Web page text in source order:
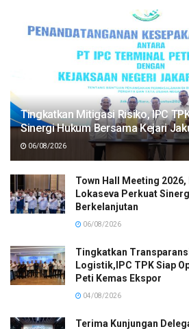
Tingkatkan Mitigasi Risiko, IPC
Sinergi Hukum Bersama Kejari
06/08/2026
Town Hall Meeting
Lokaseva Perkuat
Berkelanjutan
06/08/2026
Tingkatkan
Logistik,IPC TPK Siap
Peti Kemas Ekspor
04/08/2026
Terima Kunjungan